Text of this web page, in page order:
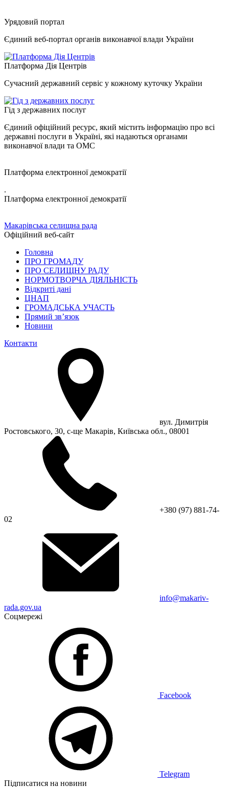
Урядовий портал
Єдиний веб-портал органів виконавчої влади України
Платформа Дія Центрів
Сучасний державний сервіс у кожному куточку України
Гід з державних послуг
Єдиний офіційний ресурс, який містить інформацію про всі
державні послуги в Україні, які надаються органами
виконавчої влади та ОМС
Платформа електронної демократії
.
Платформа електронної демократії
Макарівська селищна рада
Офіційний веб-сайт
Головна
ПРО ГРОМАДУ
ПРО СЕЛИЩНУ РАДУ
НОРМОТВОРЧА ДІЯЛЬНІСТЬ
Відкриті дані
ЦНАП
ГРОМАДСЬКА УЧАСТЬ
Прямий зв’язок
Новини
Контакти
вул. Димитрія
Ростовського, 30, с-ще Макарів, Київська обл., 08001
+380 (97) 881-74-
02
info@makariv-
rada.gov.ua
Соцмережі
Facebook
Telegram
Підписатися на новини